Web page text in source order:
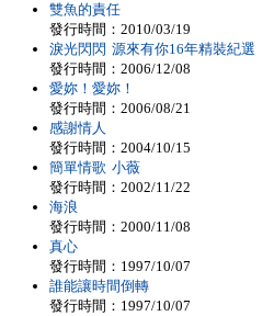
雙魚的責任
發行時間：2010/03/19
淚光閃閃 源來有你16年精裝紀選
發行時間：2006/12/08
愛妳！愛妳！
發行時間：2006/08/21
感謝情人
發行時間：2004/10/15
簡單情歌 小薇
發行時間：2002/11/22
海浪
發行時間：2000/11/08
真心
發行時間：1997/10/07
誰能讓時間倒轉
發行時間：1997/10/07